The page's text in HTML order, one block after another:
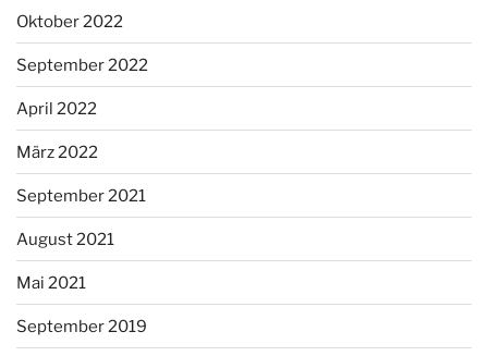
Oktober 2022
September 2022
April 2022
März 2022
September 2021
August 2021
Mai 2021
September 2019